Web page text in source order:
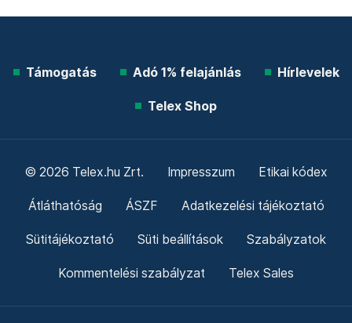
Támogatás Adó 1% felajánlás Hírlevelek
Telex Shop
© 2026 Telex.hu Zrt. Impresszum Etikai kódex
Átláthatóság ÁSZF Adatkezelési tájékoztató
Sütitájékoztató Süti beállítások Szabályzatok
Kommentelési szabályzat Telex Sales